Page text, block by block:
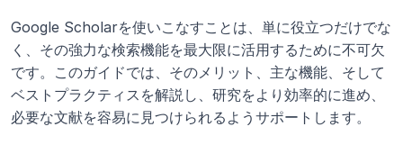
Google Scholarを使いこなすことは、単に役立つだけでな
く、その強力な検索機能を最大限に活用するために不可欠
です。このガイドでは、そのメリット、主な機能、そして
ベストプラクティスを解説し、研究をより効率的に進め、
必要な文献を容易に見つけられるようサポートします。